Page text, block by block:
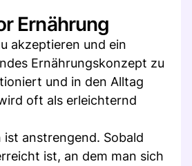
Ernährung
akzeptieren und ein
Ernährungskonzept zu
und in den Alltag
oft als erleichternd
ist anstrengend. Sobald
ist, an dem man sich